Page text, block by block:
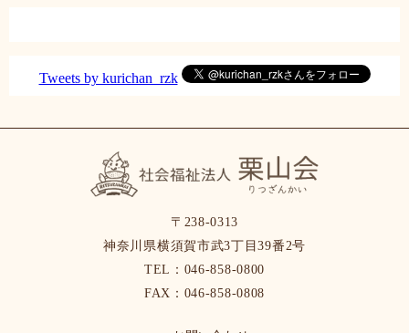
Tweets by kurichan_rzk
〒238-0313
神奈川県横須賀市武3丁目39番2号
TEL：046-858-0800
FAX：046-858-0808